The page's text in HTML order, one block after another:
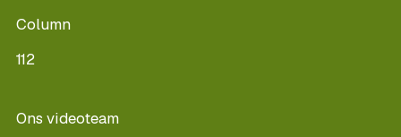
Column
112
Ons videoteam